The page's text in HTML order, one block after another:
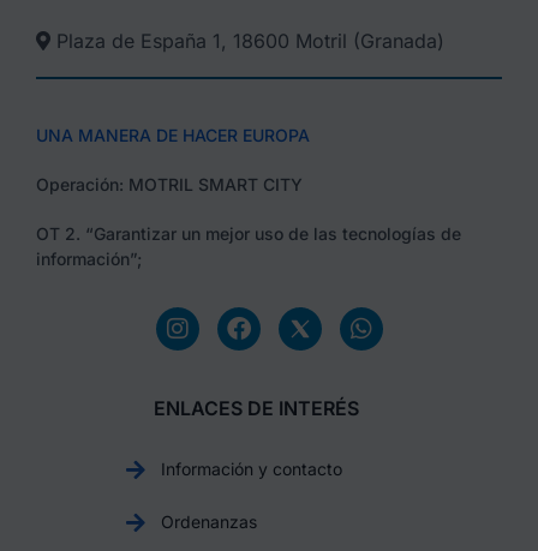
Plaza de España 1, 18600 Motril (Granada)​
UNA MANERA DE HACER EUROPA
Operación: MOTRIL SMART CITY
OT 2. “Garantizar un mejor uso de las tecnologías de
información”;
ENLACES DE INTERÉS
Información y contacto
Ordenanzas